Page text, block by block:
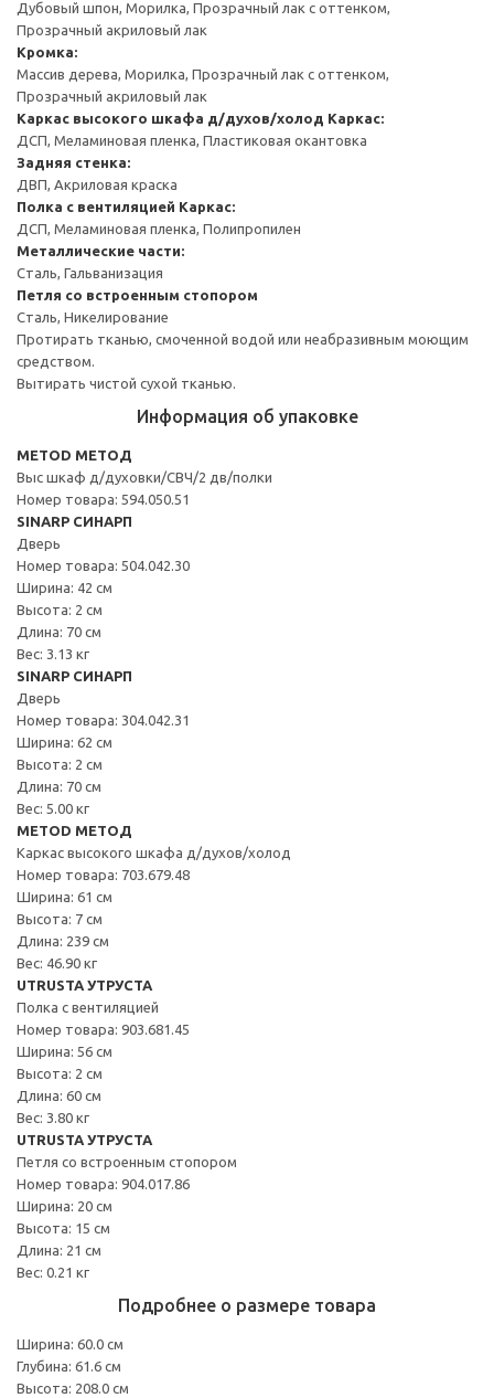
Дубовый шпон, Морилка, Прозрачный лак с оттенком,
Прозрачный акриловый лак
Кромка:
Массив дерева, Морилка, Прозрачный лак с оттенком,
Прозрачный акриловый лак
Каркас высокого шкафа д/духов/холод Каркас:
ДСП, Меламиновая пленка, Пластиковая окантовка
Задняя стенка:
ДВП, Акриловая краска
Полка с вентиляцией Каркас:
ДСП, Меламиновая пленка, Полипропилен
Металлические части:
Сталь, Гальванизация
Петля со встроенным стопором
Сталь, Никелирование
Протирать тканью, смоченной водой или неабразивным моющим
средством.
Вытирать чистой сухой тканью.
Информация об упаковке
METOD МЕТОД
Выс шкаф д/духовки/СВЧ/2 дв/полки
Номер товара: 594.050.51
SINARP СИНАРП
Дверь
Номер товара: 504.042.30
Ширина: 42 см
Высота: 2 см
Длина: 70 см
Вес: 3.13 кг
SINARP СИНАРП
Дверь
Номер товара: 304.042.31
Ширина: 62 см
Высота: 2 см
Длина: 70 см
Вес: 5.00 кг
METOD МЕТОД
Каркас высокого шкафа д/духов/холод
Номер товара: 703.679.48
Ширина: 61 см
Высота: 7 см
Длина: 239 см
Вес: 46.90 кг
UTRUSTA УТРУСТА
Полка с вентиляцией
Номер товара: 903.681.45
Ширина: 56 см
Высота: 2 см
Длина: 60 см
Вес: 3.80 кг
UTRUSTA УТРУСТА
Петля со встроенным стопором
Номер товара: 904.017.86
Ширина: 20 см
Высота: 15 см
Длина: 21 см
Вес: 0.21 кг
Подробнее о размере товара
Ширина: 60.0 см
Глубина: 61.6 см
Высота: 208.0 см